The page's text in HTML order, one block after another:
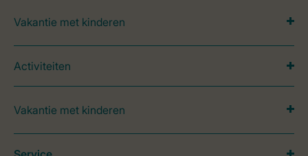
Vakantie met kinderen
Activiteiten
Vakantie met kinderen